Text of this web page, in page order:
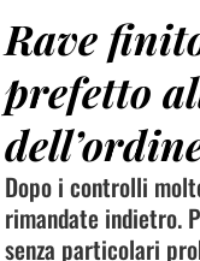
Rave
prefetto
Dopo i controlli
rimandate indietro.
senza particolari